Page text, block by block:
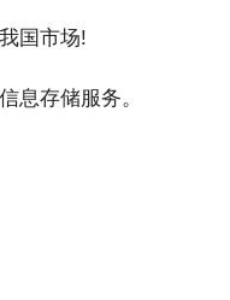
国市场!
息存储服务。